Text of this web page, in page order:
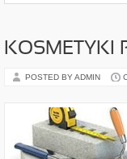
KOSMETYKI
POSTED BY ADMIN